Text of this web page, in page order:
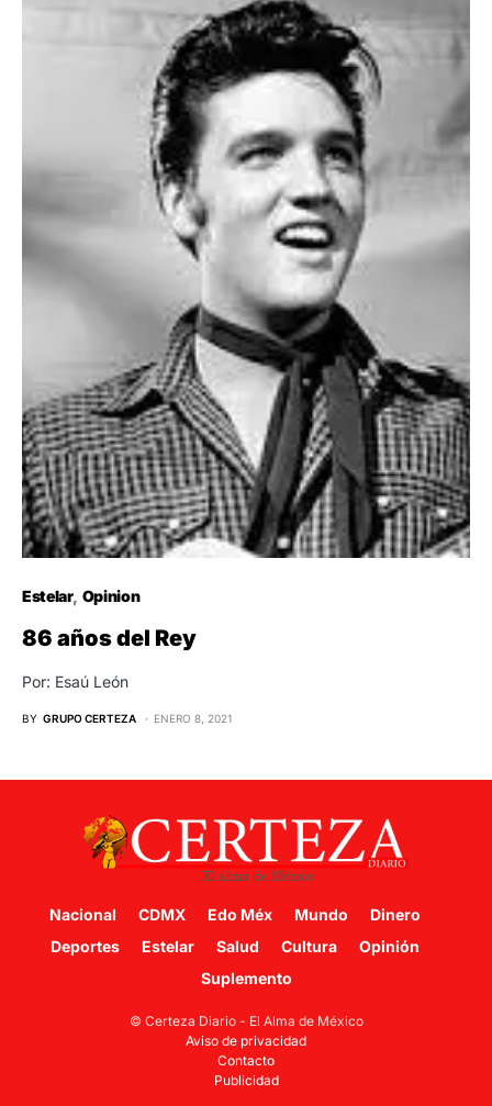
Estelar Opinion
86 años del Rey
Por: Esaú León
BY GRUPO CERTEZA ENERO 8, 2021
Nacional CDMX Edo Méx Mundo
Dinero
Deportes
Estelar Salud Cultura
Opinión
Suplemento
© Certeza Diario - El Alma de México
Aviso de privacidad
Contacto
Publicidad